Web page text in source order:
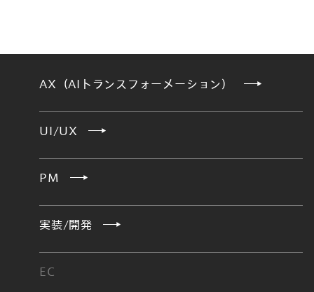
AX（AIトランスフォーメーション）
UI/UX
PM
実装/開発
EC